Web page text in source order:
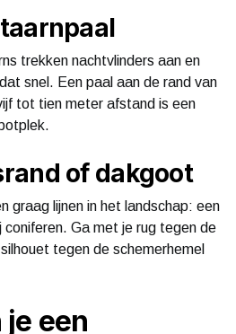
trekken nachtvlinders aan en
snel. Een paal aan de rand van
tot tien meter afstand is een
of dakgoot
graag lijnen in het landschap: een
coniferen. Ga met je rug tegen de
tegen de schemerhemel
een